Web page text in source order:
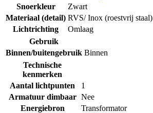
Snoerkleur
Zwart
Materiaal (detail) RVS/ Inox (roestvrij staal)
Lichtrichting
Omlaag
Gebruik
Binnen/buitengebruik Binnen
Technische
kenmerken
Aantal lichtpunten
1
Armatuur dimbaar Nee
Energiebron
Transformator